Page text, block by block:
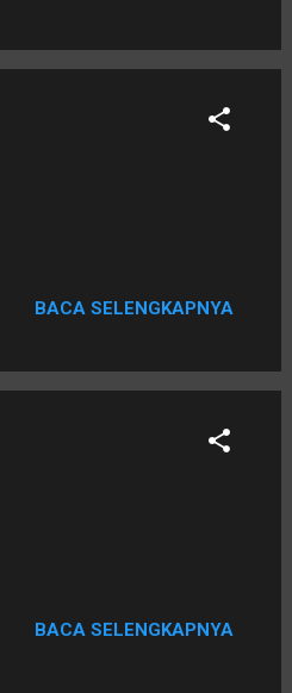
BACA SELENGKAPNYA
BACA SELENGKAPNYA